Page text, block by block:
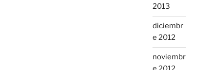
2013
diciembr
e 2012
noviembr